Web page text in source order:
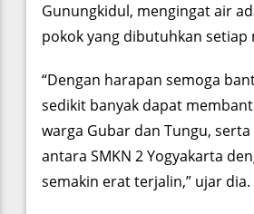
Gunungkidul, mengingat air
pokok yang dibutuhkan setiap
“Dengan harapan semoga
sedikit banyak dapat
warga Gubar dan Tungu,
antara SMKN 2 Yogyakarta
semakin erat terjalin,” ujar dia.